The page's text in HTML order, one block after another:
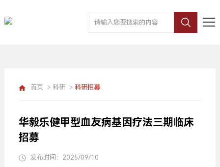
首页 > 科研 > 科研招募
华毅乐健甲型血友病基因疗法三期临床
招募
发布时间：2025/09/10